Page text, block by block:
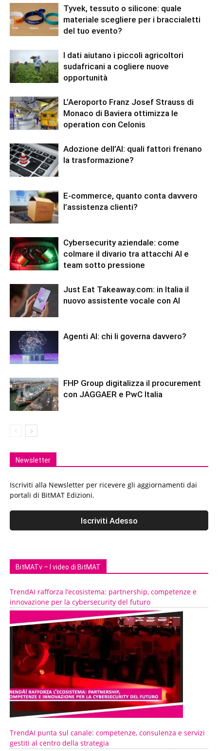
Tyvek, tessuto o silicone: quale
materiale scegliere per i braccialetti
del tuo evento?
I dati aiutano i piccoli agricoltori
sudafricani a cogliere nuove
opportunità
L’Aeroporto Franz Josef Strauss di
Monaco di Baviera ottimizza le
operation con Celonis
Adozione dell’AI: quali fattori frenano
la trasformazione?
E-commerce, quanto conta davvero
l’assistenza clienti?
Cybersecurity aziendale: come
colmare il divario tra attacchi AI e
team sotto pressione
Just Eat Takeaway.com: in Italia il
nuovo assistente vocale con AI
Agenti AI: chi li governa davvero?
FHP Group digitalizza il procurement
con JAGGAER e PwC Italia
Newsletter
Iscriviti alla Newsletter per ricevere gli aggiornamenti dai
portali di BitMAT Edizioni.
BitMATv – I video di BitMAT
TrendAI rafforza l’ecosistema: partnership, competenze e
innovazione per la cybersecurity del futuro
TrendAI punta sul canale: competenze, consulenza e servizi
gestiti al centro della strategia